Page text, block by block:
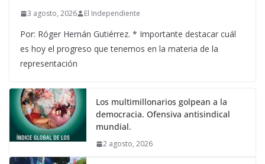
3 agosto, 2026 El Independiente
Por: Róger Hernán Gutiérrez. * Importante destacar cuál
es hoy el progreso que tenemos en la materia de la
representación
Los multimillonarios golpean a la
democracia. Ofensiva antisindical
mundial.
2 agosto, 2026